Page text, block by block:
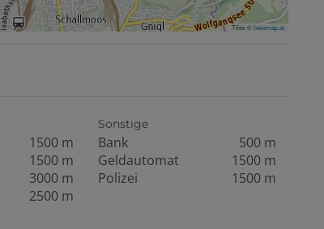
Tiles ©basemap.at
1500 m
1500 m
3000 m
2500 m
Sonstige
Bank
500 m
Geldautomat
1500 m
Polizei
1500 m